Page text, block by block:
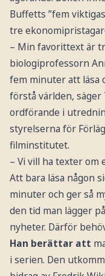
Buffetts ”fem
tre
– Min favorittext är
biologiprofessorn
fem minuter att läsa
förstå världen, säger
ordförande i
styrelserna för
filminstitutet.
– Vi vill ha texter om
Att bara läsa någon
minuter och ger så
den tid man lägger
nyheter. Därför
Han berättar att
i serien. Den